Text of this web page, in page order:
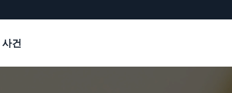
사건